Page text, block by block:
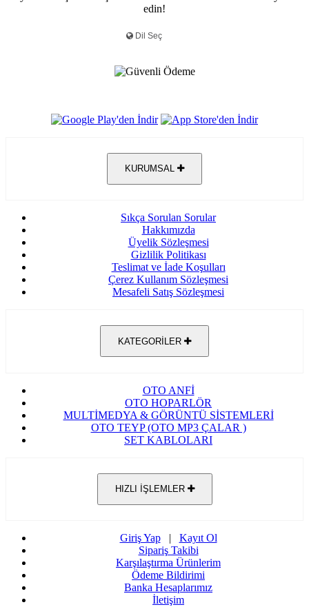
edin!
KURUMSAL
Sıkça Sorulan Sorular
Hakkımızda
Üyelik Sözleşmesi
Gizlilik Politikası
Teslimat ve İade Koşulları
Çerez Kullanım Sözleşmesi
Mesafeli Satış Sözleşmesi
KATEGORİLER
OTO ANFİ
OTO HOPARLÖR
MULTİMEDYA & GÖRÜNTÜ SİSTEMLERİ
OTO TEYP (OTO MP3 ÇALAR )
SET KABLOLARI
HIZLI İŞLEMLER
Giriş Yap| Kayıt Ol
Sipariş Takibi
Karşılaştırma Ürünlerim
Ödeme Bildirimi
Banka Hesaplarımız
İletişim